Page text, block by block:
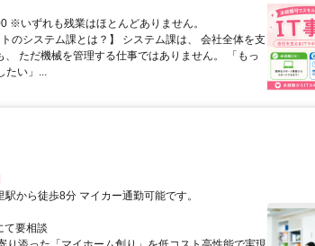
※いずれも残業はほとんどありません。
のシステム課とは？】 システム課は、 会社全体を支
、 ただ機械を管理する仕事ではありません。 「もっ
たい」...
から徒歩8分 マイカー通勤可能です。
て要相談